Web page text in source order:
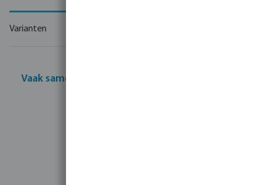
Varianten
Vaak samen gekocht